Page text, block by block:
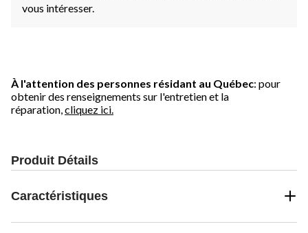
vous intéresser.
À l'attention des personnes résidant au Québec: pour
obtenir des renseignements sur l'entretien et la
réparation, cliquez ici.
Produit Détails
Caractéristiques